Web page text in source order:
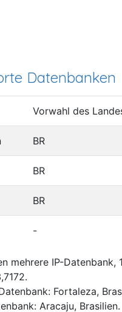
Datenbanken
Vorwahl des
BR
BR
BR
-
mehrere IP-
Fortaleza,
Aracaju, Brasilien.